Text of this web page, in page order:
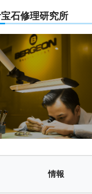
石修理研究所
情報